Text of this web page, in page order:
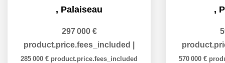
, Palaiseau
297 000 €
product.price.fees_included
285 000 € product.price.fees_included
,
570 000 €